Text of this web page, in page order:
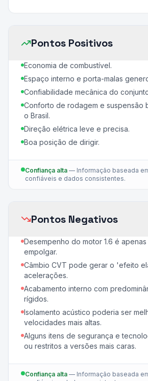
Pontos Positivos
Economia de combustível.
Espaço interno e porta-malas
Confiabilidade mecânica do
Conforto de rodagem e suspensão
o Brasil.
Direção elétrica leve e precisa.
Boa posição de dirigir.
Confiança alta — Informação baseada
confiáveis e dados consistentes.
Pontos Negativos
Desempenho do motor 1.6 é
empolgar.
Câmbio CVT pode gerar o 'efeito
acelerações.
Acabamento interno com
rígidos.
Isolamento acústico poderia ser
velocidades mais altas.
Alguns itens de segurança e
ou restritos a versões mais caras.
Confiança alta — Informação baseada